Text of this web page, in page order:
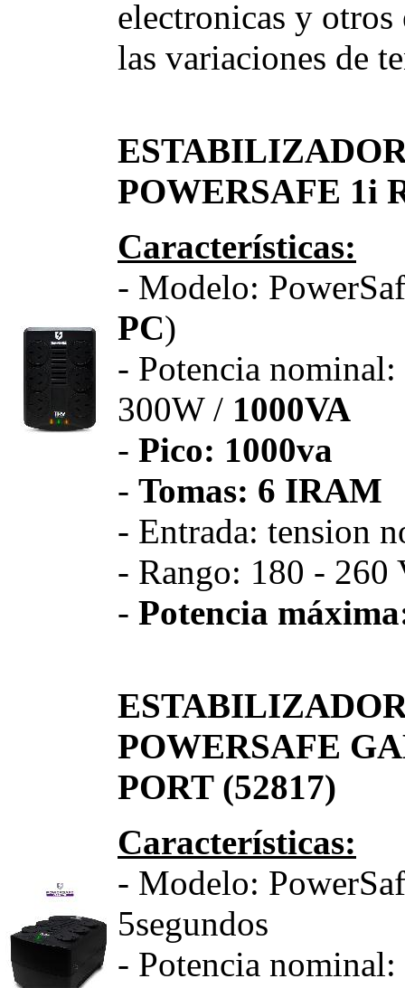
electronicas y otros
las variaciones de
POWERSAFE 1i
Características:
- Modelo:
PC)
- Potencia
300W / 1000VA
- Pico: 1000va
- Tomas: 6 IRAM
- Entrada: tension
- Rango: 180 - 260
- Potencia
POWERSAFE
PORT (52817)
Características:
- Modelo:
5segundos
- Potencia